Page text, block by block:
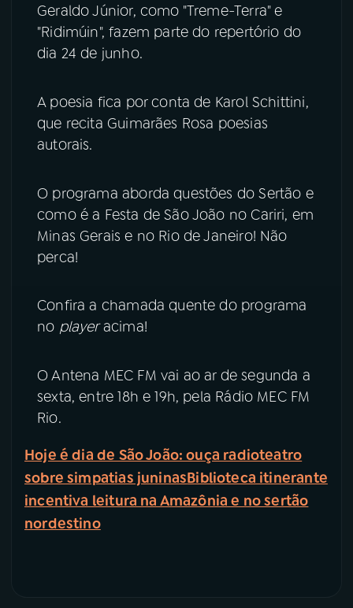
Instagram X
Geraldo Júnior, como "Treme-Terra" e
"Ridimúin", fazem parte do repertório do
dia 24 de junho.
A poesia fica por conta de Karol Schittini,
que recita Guimarães Rosa poesias
autorais.
O programa aborda questões do Sertão e
como é a Festa de São João no Cariri, em
Minas Gerais e no Rio de Janeiro! Não
perca!
Confira a chamada quente do programa
no playeracima!
O Antena MEC FM vai ao ar de segunda a
sexta, entre 18h e 19h, pela Rádio MEC FM
Rio.
Hoje é dia de São João: ouça radioteatro
sobre simpatias juninasBiblioteca itinerante
incentiva leitura na Amazônia e no sertão
nordestino